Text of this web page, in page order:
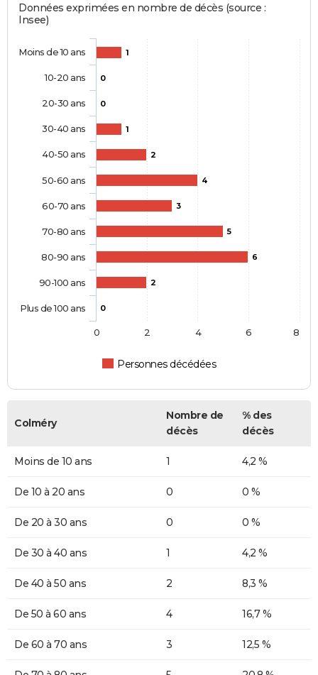
Données exprimées en nombre de décès (source :
Insee)
1
0
0
1
2
4
3
5
6
2
0
Personnes décédées
Moins de 10 ans
10-20 ans
20-30 ans
30-40 ans
40-50 ans
50-60 ans
60-70 ans
70-80 ans
80-90 ans
90-100 ans
Plus de 100 ans
0 2 4 6 8
Colméry
Nombre de
décès
% des
décès
Moins de 10 ans 1 4,2 %
De 10 à 20 ans 0 0 %
De 20 à 30 ans 0 0 %
De 30 à 40 ans 1 4,2 %
De 40 à 50 ans 2 8,3 %
De 50 à 60 ans 4 16,7 %
De 60 à 70 ans 3 12,5 %